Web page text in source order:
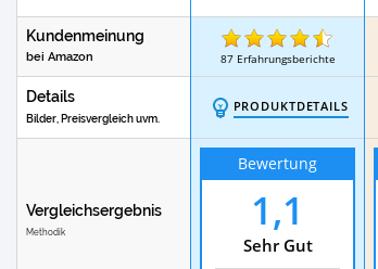
Kundenmeinung
bei Amazon 87 Erfahrungsberichte
Details
Bilder, Preisvergleich uvm.
PRODUKTDETAILS
Vergleichsergebnis
Methodik
Bewertung
1,1
Sehr Gut